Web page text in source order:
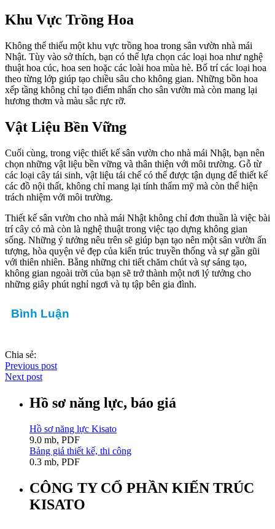
Khu Vực Trồng Hoa
Không thể thiếu một khu vực trồng hoa trong sân vườn nhà mái
Nhật. Tùy vào sở thích, bạn có thể lựa chọn các loại hoa như nghệ
thuật hoa cúc, hoa sen hoặc các loài hoa mùa hè. Bố trí các loại hoa
theo từng lớp giúp tạo chiều sâu cho không gian. Những bồn hoa
xếp tầng không chỉ tạo điểm nhấn cho sân vườn mà còn mang lại
hương thơm và màu sắc rực rỡ.
Vật Liệu Bền Vững
Cuối cùng, trong việc thiết kế sân vườn cho nhà mái Nhật, bạn nên
chọn những vật liệu bền vững và thân thiện với môi trường. Gỗ từ
các loại cây tái sinh, vật liệu tái chế có thể được tận dụng để thiết kế
các đồ nội thất, không chỉ mang lại tính thẩm mỹ mà còn thể hiện
trách nhiệm với môi trường.
Thiết kế sân vườn cho nhà mái Nhật không chỉ đơn thuần là việc bài
trí cây cỏ mà còn là nghệ thuật trong việc tạo dựng không gian
sống. Những ý tưởng nêu trên sẽ giúp bạn tạo nên một sân vườn ấn
tượng, hòa quyện vẻ đẹp của kiến trúc truyền thống và sự gần gũi
với thiên nhiên. Bằng những chi tiết chăm chút và sự sáng tạo,
không gian ngoài trời của bạn sẽ trở thành một nơi lý tưởng cho
những giây phút nghỉ ngơi và tụ tập bên gia đình.
Bình Luận
Chia sẻ:
Previous post
Next post
Hồ sơ năng lực, báo giá
Hồ sơ năng lực Kisato
9.0 mb, PDF
Bảng giá thiết kế, thi công
0.3 mb, PDF
CÔNG TY CỔ PHẦN KIẾN TRÚC
KISATO